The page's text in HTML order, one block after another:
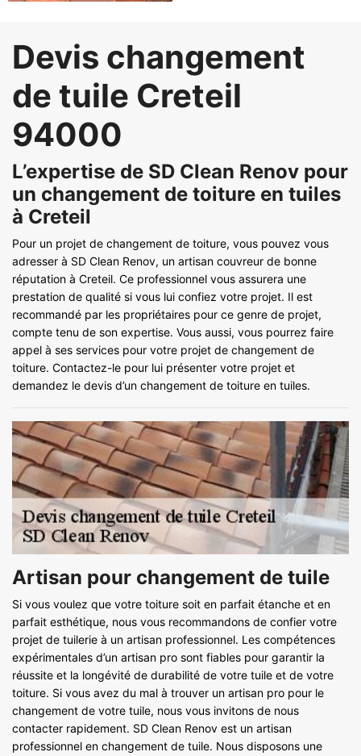
Devis changement
de tuile Creteil
94000
L’expertise de SD Clean Renov pour
un changement de toiture en tuiles
à Creteil
Pour un projet de changement de toiture, vous pouvez vous
adresser à SD Clean Renov, un artisan couvreur de bonne
réputation à Creteil. Ce professionnel vous assurera une
prestation de qualité si vous lui confiez votre projet. Il est
recommandé par les propriétaires pour ce genre de projet,
compte tenu de son expertise. Vous aussi, vous pourrez faire
appel à ses services pour votre projet de changement de
toiture. Contactez-le pour lui présenter votre projet et
demandez le devis d’un changement de toiture en tuiles.
Artisan pour changement de tuile
Si vous voulez que votre toiture soit en parfait étanche et en
parfait esthétique, nous vous recommandons de confier votre
projet de tuilerie à un artisan professionnel. Les compétences
expérimentales d’un artisan pro sont fiables pour garantir la
réussite et la longévité de durabilité de votre tuile et de votre
toiture. Si vous avez du mal à trouver un artisan pro pour le
changement de votre tuile, nous vous invitons de nous
contacter rapidement. SD Clean Renov est un artisan
professionnel en changement de tuile. Nous disposons une